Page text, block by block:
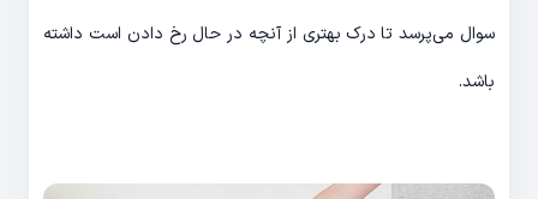
سوال می‌پرسد تا درک بهتری از آنچه در حال رخ دادن است داشته
باشد.